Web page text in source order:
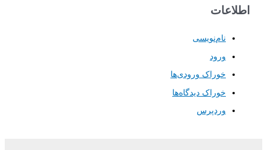
اطلاعات
نام‌نویسی
ورود
خوراک ورودی‌ها
خوراک دیدگاه‌ها
وردپرس